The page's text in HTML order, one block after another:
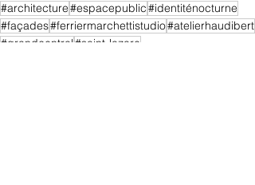
#architecture#espacepublic#identiténocturne
#façades#ferriermarchettistudio#atelierhaudibert
#grandcentral#saint-lazare